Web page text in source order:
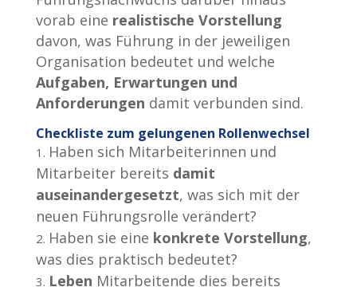
vorab eine realistische Vorstellung
davon, was Führung in der jeweiligen
Organisation bedeutet und welche
Aufgaben, Erwartungen und
Anforderungen damit verbunden sind.
Checkliste zum gelungenen Rollenwechsel
Haben sich Mitarbeiterinnen und
Mitarbeiter bereits damit
auseinandergesetzt, was sich mit der
neuen Führungsrolle verändert?
Haben sie eine konkrete Vorstellung,
was dies praktisch bedeutet?
Leben Mitarbeitende dies bereits